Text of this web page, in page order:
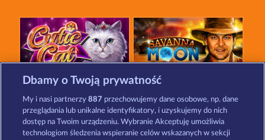
Dbamy o Twoją prywatność
My i nasi partnerzy887 przechowujemy dane osobowe, np. dane
przeglądania lub unikalne identyfikatory, i uzyskujemy do nich
dostęp na Twoim urządzeniu. Wybranie Akceptuję umożliwia
technologiom śledzenia wspieranie celów wskazanych w sekcji